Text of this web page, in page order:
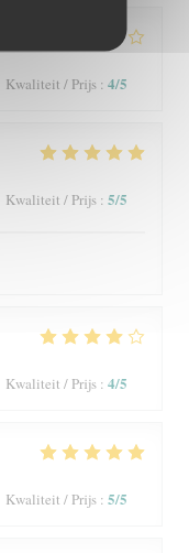
Kwaliteit / Prijs : 4/5
Kwaliteit / Prijs : 5/5
Kwaliteit / Prijs : 4/5
Kwaliteit / Prijs : 5/5